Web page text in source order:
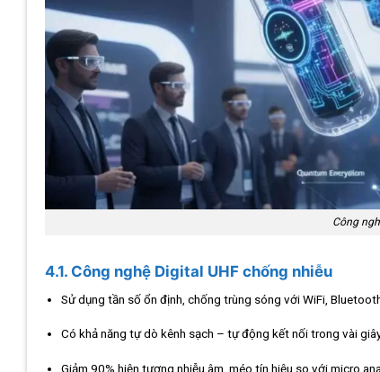
Công
4.1. Công nghệ Digital UHF chống nhiễu
Sử dụng tần số ổn định, chống trùng sóng với WiFi,
Có khả năng tự dò kênh sạch – tự động kết nối trong vài
Giảm 90% hiện tượng nhiễu âm, méo tín hiệu so với micro